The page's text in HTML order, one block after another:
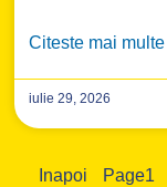
Citeste mai multe
iulie 29, 2026
Inapoi Page1